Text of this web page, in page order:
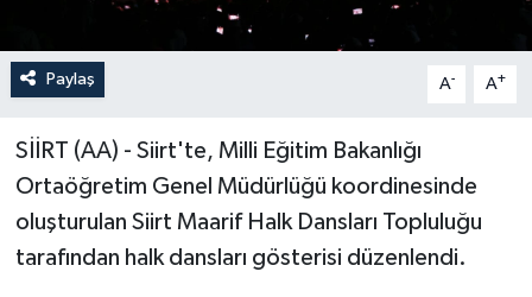
Paylaş A- A+
SİİRT (AA) - Siirt'te, Milli Eğitim Bakanlığı
Ortaöğretim Genel Müdürlüğü koordinesinde
oluşturulan Siirt Maarif Halk Dansları Topluluğu
tarafından halk dansları gösterisi düzenlendi.